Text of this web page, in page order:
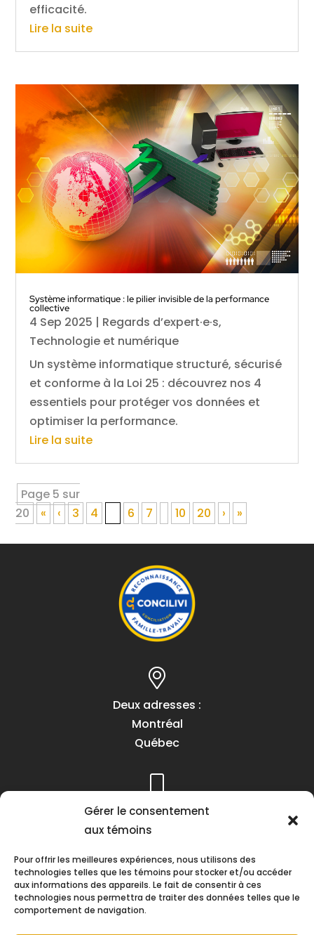
Gérer le consentement
aux témoins
Pour offrir les meilleures expériences, nous utilisons des
technologies telles que les témoins pour stocker et/ou accéder
aux informations des appareils. Le fait de consentir à ces
technologies nous permettra de traiter des données telles que le
comportement de navigation.
efficacité.
Lire la suite
Système informatique : le pilier invisible de la performance
collective
4 Sep 2025 | Regards d’expert·e·s,
Technologie et numérique
Un système informatique structuré, sécurisé
et conforme à la Loi 25 : découvrez nos 4
essentiels pour protéger vos données et
optimiser la performance.
Lire la suite
Page 5 sur
20
« ‹ 3 4 6 7 10 20 › »
Deux adresses :
Montréal
Québec
Téléphone :
(418) 622-1001
Heures d’ouverture :